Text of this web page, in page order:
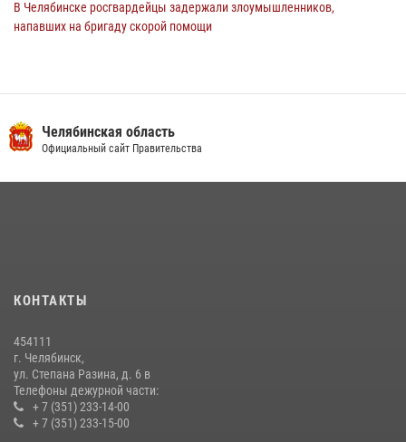
В Челябинске росгвардейцы задержали злоумышленников,
напавших на бригаду скорой помощи
13 июля 2026, 03:02 5
08 июля 2026, 12:05
Челябинская область
Официальный сайт Правительства
КОНТАКТЫ
454111
г. Челябинск,
ул. Степана Разина, д. 6 в
Телефоны дежурной части:
+ 7 (351) 233-14-00
+ 7 (351) 233-15-00